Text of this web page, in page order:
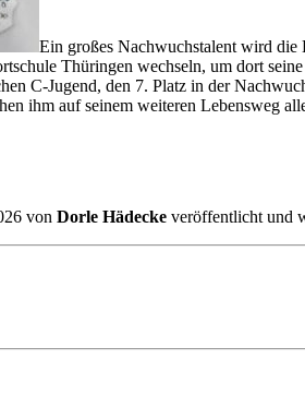
Ein großes Nachwuchstalent wird
Thüringen wechseln, um dort
C-Jugend, den 7. Platz in der
ihm auf seinem weiteren Lebensweg
von Dorle Hädecke veröffentlicht und